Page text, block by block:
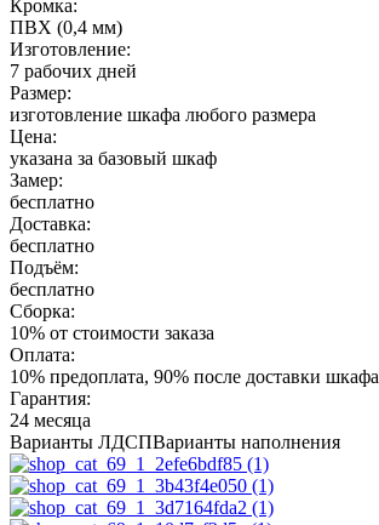
Кромка:
ПВХ (0,4 мм)
Изготовление:
7 рабочих дней
Размер:
изготовление шкафа любого размера
Цена:
указана за базовый шкаф
Замер:
бесплатно
Доставка:
бесплатно
Подъём:
бесплатно
Сборка:
10% от стоимости заказа
Оплата:
10% предоплата, 90% после доставки шкафа
Гарантия:
24 месяца
Варианты ЛДСПВарианты наполнения